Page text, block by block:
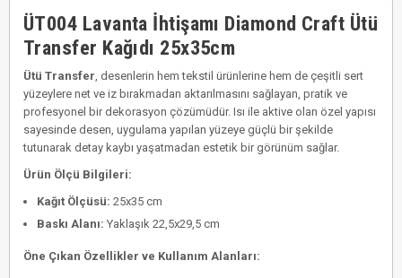
ÜT004 Lavanta İhtişamı Diamond Craft Ütü
Transfer Kağıdı 25x35cm
Ütü Transfer , desenlerin hem tekstil ürünlerine hem de çeşitli sert
yüzeylere net ve iz bırakmadan aktarılmasını sağlayan, pratik ve
profesyonel bir dekorasyon çözümüdür. Isı ile aktive olan özel yapısı
sayesinde desen, uygulama yapılan yüzeye güçlü bir şekilde
tutunarak detay kaybı yaşatmadan estetik bir görünüm sağlar.
Ürün Ölçü Bilgileri:
Kağıt Ölçüsü: 25x35 cm
Baskı Alanı: Yaklaşık 22,5x29,5 cm
Öne Çıkan Özellikler ve Kullanım Alanları: